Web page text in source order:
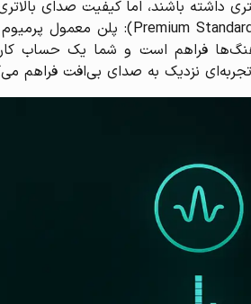
باشند، اما کیفیت صدای
نزدیک به صدای بی‌افت فراهم